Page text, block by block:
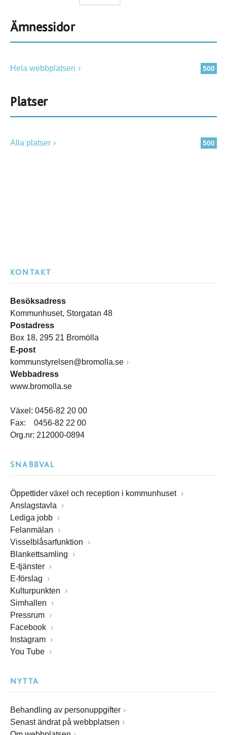
Ämnessidor
500
Hela webbplatsen
Platser
500
Alla platser
KONTAKT
Besöksadress
Kommunhuset, Storgatan 48
Postadress
Box 18, 295 21 Bromölla
E-post
kommunstyrelsen@bromolla.se
Webbadress
www.bromolla.se
Växel: 0456-82 20 00
Fax: 0456-82 22 00
Org.nr: 212000-0894
SNABBVAL
Öppettider växel och reception i kommunhuset
Anslagstavla
Lediga jobb
Felanmälan
Visselblåsarfunktion
Blankettsamling
E-tjänster
E-förslag
Kulturpunkten
Simhallen
Pressrum
Facebook
Instagram
You Tube
NYTTA
Behandling av personuppgifter
Senast ändrat på webbplatsen